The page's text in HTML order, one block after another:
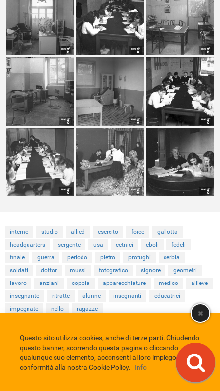
interno studio allied esercito force
gallotta
headquarters
sergente usa cetnici eboli
fedeli
finale
guerra periodo pietro profughi
serbia
soldati
dottor mussi fotografico signore
geometri
lavoro
anziani coppia apparecchiature medico
allieve
insegnante
ritratte alunne insegnanti
educatrici
impegnate
nello ragazze
Comune di Eboli Servizio Bibliotecario Nazionale
Privacy policy
Credits
EBAD
Questo sito utilizza cookies, anche di terze parti. Chiudendo
questo banner, scorrendo questa pagina o cliccando
qualunque suo elemento, acconsenti al loro impiego in
conformità alla nostra Cookie Policy.
Info